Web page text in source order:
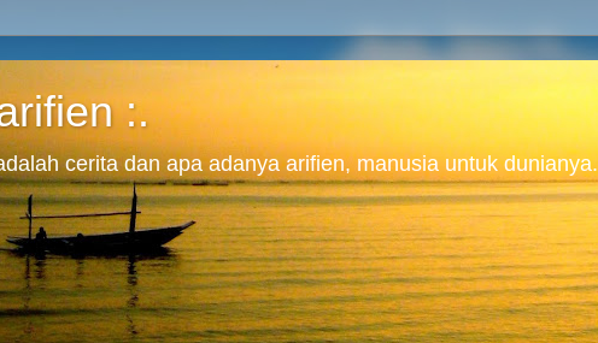
:.
cerita dan apa adanya arifien, manusia untuk dunianya.